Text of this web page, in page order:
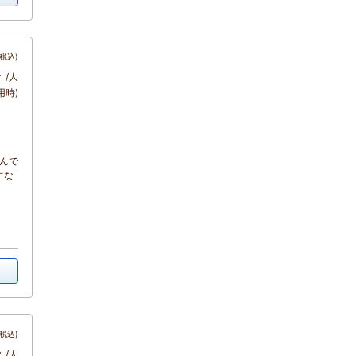
込)
/人
時)
で
な
込)